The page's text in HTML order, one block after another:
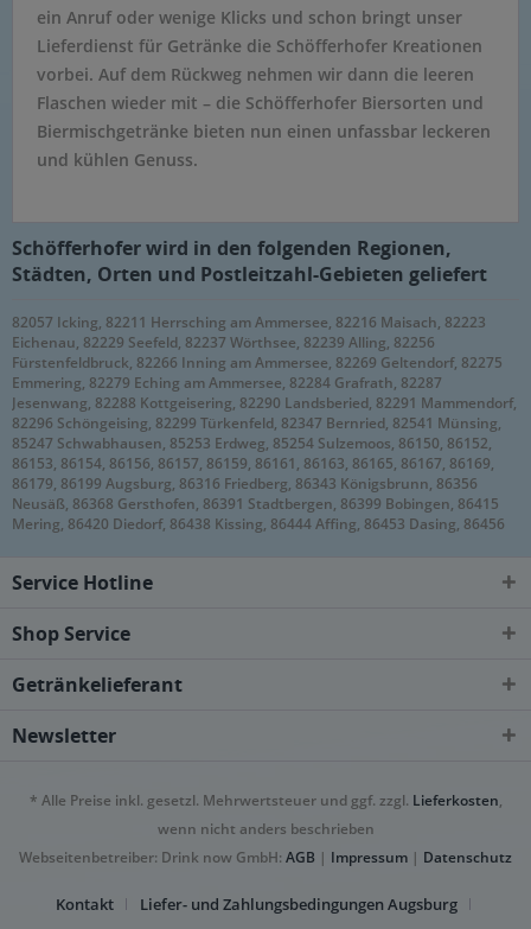
ein Anruf oder wenige Klicks und schon bringt unser
Lieferdienst für Getränke die Schöfferhofer Kreationen
vorbei. Auf dem Rückweg nehmen wir dann die leeren
Flaschen wieder mit – die Schöfferhofer Biersorten und
Biermischgetränke bieten nun einen unfassbar leckeren
und kühlen Genuss.
Schöfferhofer wird in den folgenden Regionen,
Städten, Orten und Postleitzahl-Gebieten geliefert
82057 Icking, 82211 Herrsching am Ammersee, 82216 Maisach, 82223
Eichenau, 82229 Seefeld, 82237 Wörthsee, 82239 Alling, 82256
Fürstenfeldbruck, 82266 Inning am Ammersee, 82269 Geltendorf, 82275
Emmering, 82279 Eching am Ammersee, 82284 Grafrath, 82287
Jesenwang, 82288 Kottgeisering, 82290 Landsberied, 82291 Mammendorf,
82296 Schöngeising, 82299 Türkenfeld, 82347 Bernried, 82541 Münsing,
85247 Schwabhausen, 85253 Erdweg, 85254 Sulzemoos, 86150, 86152,
86153, 86154, 86156, 86157, 86159, 86161, 86163, 86165, 86167, 86169,
86179, 86199 Augsburg, 86316 Friedberg, 86343 Königsbrunn, 86356
Neusäß, 86368 Gersthofen, 86391 Stadtbergen, 86399 Bobingen, 86415
Mering, 86420 Diedorf, 86438 Kissing, 86444 Affing, 86453 Dasing, 86456
Adelzhausen, 86573 Obergriesbach, 86830 Schwabmünchen, 86836
86899 Landsberg am Lech, 86911 Dießen am Ammersee, 86916 Kaufering,
86919 Utting am Ammersee, 86922 Eresing, 86923 Finning, 86926
Ammersee, 86940 Schwifting, 86949 Windach
Service Hotline
Shop Service
Getränkelieferant
Newsletter
* Alle Preise inkl. gesetzl. Mehrwertsteuer und ggf. zzgl. Lieferkosten,
wenn nicht anders beschrieben
Webseitenbetreiber: Drink now GmbH: AGB | Impressum | Datenschutz
Kontakt Liefer- und Zahlungsbedingungen Augsburg